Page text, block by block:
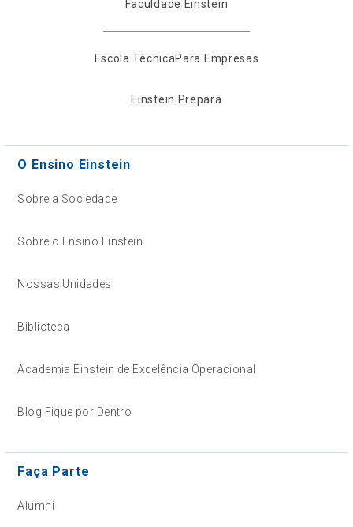
Faculdade Einstein
Escola TécnicaPara Empresas
Einstein Prepara
O Ensino Einstein
Sobre a Sociedade
Sobre o Ensino Einstein
Nossas Unidades
Biblioteca
Academia Einstein de Excelência Operacional
Blog Fique por Dentro
Faça Parte
Alumni